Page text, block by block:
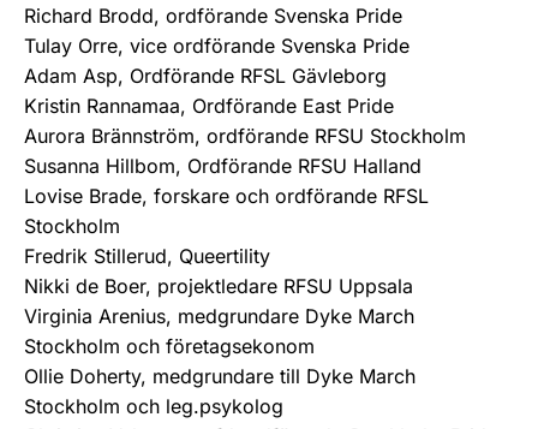
Richard Brodd, ordförande Svenska Pride
Tulay Orre, vice ordförande Svenska Pride
Adam Asp, Ordförande RFSL Gävleborg
Kristin Rannamaa, Ordförande East Pride
Aurora Brännström, ordförande RFSU Stockholm
Susanna Hillbom, Ordförande RFSU Halland
Lovise Brade, forskare och ordförande RFSL
Stockholm
Fredrik Stillerud, Queertility
Nikki de Boer, projektledare RFSU Uppsala
Virginia Arenius, medgrundare Dyke March
Stockholm och företagsekonom
Ollie Doherty, medgrundare till Dyke March
Stockholm och leg.psykolog